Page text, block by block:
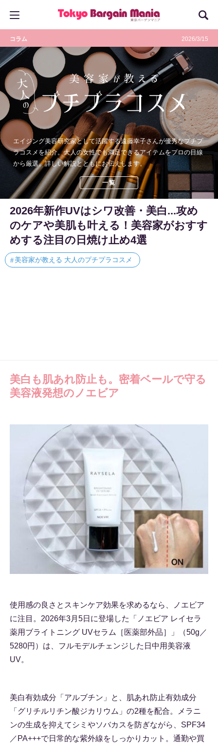
コラム 2026/3/15
エイジング美容研究家として活躍する遠藤幸子さんが優秀なプチプ
ラコスメを紹介。大人の女性でも満足できるアイテムをプロの目線
から厳選、詳しい解説とともにお伝えします。
一覧
2026年新作UVはシワ改善・美白...攻め
のケアや美肌も叶える！美容家がおすす
めする注目の日焼け止め4選
美容家が教える 大人のプチプラコスメ
美白も肌あれ防止も。密着ベールで守る
美容液発想のノエビア
使用感の良さとスキンケア効果を求めるなら、ノエビア
に注目。2026年3月5日に登場した「ノエビア レイセラ
薬用ブライトニング UVセラム［医薬部外品］」（50g／
5280円）は、フルモデルチェンジした日中用美容液
UV。
美白有効成分「アルブチン」と、肌あれ防止有効成分
「グリチルリチン酸ジカリウム」の2種を配合。メラニ
ンの生成を抑えてシミやソバカスを防ぎながら、SPF34
／PA+++で日常的な紫外線をしっかりカット。通勤や買